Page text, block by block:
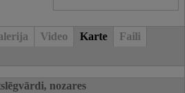
Video Karte
Faili
nozares